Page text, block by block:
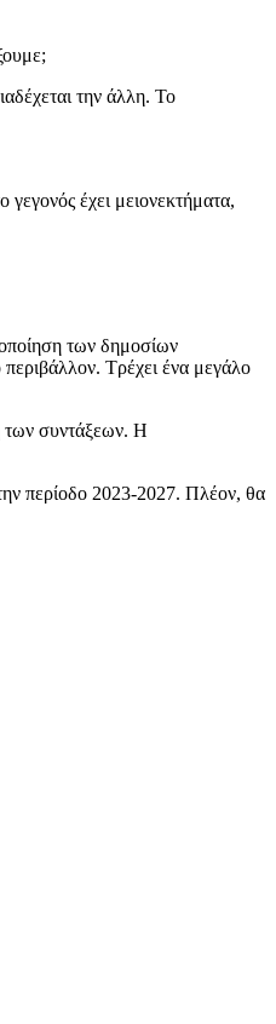
την άλλη. Το
έχει μειονεκτήματα,
των δημοσίων
Τρέχει ένα μεγάλο
των συντάξεων. Η
περίοδο 2023-2027. Πλέον, θα